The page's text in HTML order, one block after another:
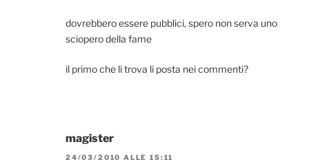
dovrebbero essere pubblici, spero non serva uno
sciopero della fame
il primo che li trova li posta nei commenti?
magister
24/03/2010 ALLE 15:11